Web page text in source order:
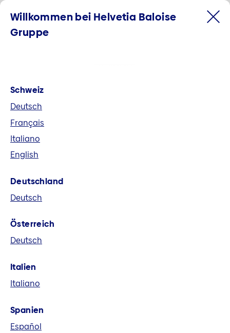
Willkommen bei der Helvetia
Baloise Gruppe
Allbranchenversicherer der Schweiz und
eine führende europäische
Märkten und global Versicherungs-,
Vorsorge- und Finanzlösungen an.
Willkommen bei Helvetia Baloise
Gruppe
Schweiz
Deutsch
Français
Italiano
English
Deutschland
Deutsch
Österreich
Deutsch
Italien
Italiano
Spanien
Español